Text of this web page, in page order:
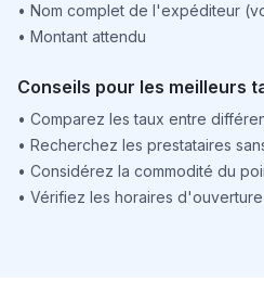
• Nom complet de l'expéditeur
• Montant attendu
Conseils pour les meilleurs
• Comparez les taux entre
• Recherchez les prestataires
• Considérez la commodité du
• Vérifiez les horaires